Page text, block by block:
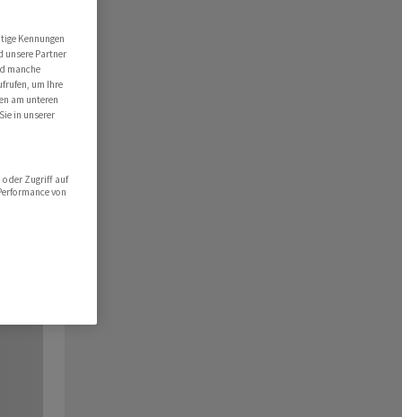
Kennungen
unsere Partner
manche
um Ihre
am unteren
in unserer
oder Zugriff auf
von